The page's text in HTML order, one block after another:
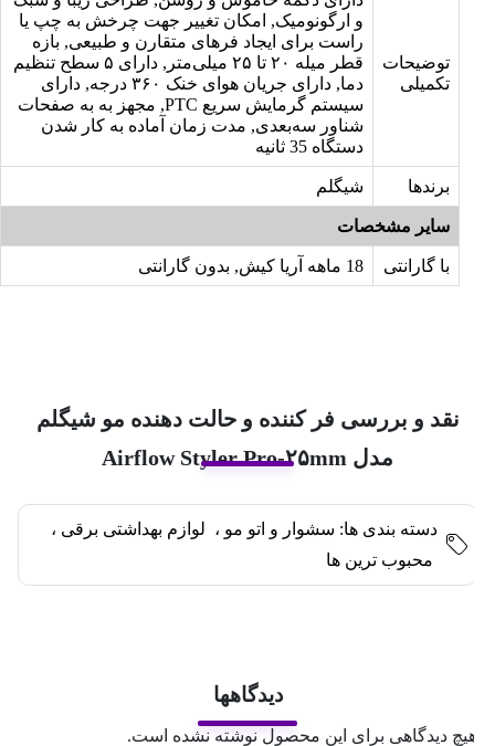
توضیحات
تکمیلی
و ارگونومیک, امکان تغییر جهت چرخش به چپ یا
راست برای ایجاد فرهای متقارن و طبیعی, بازه
قطر میله ۲۰ تا ۲۵ میلی‌متر, دارای ۵ سطح تنظیم
دما, دارای جریان هوای خنک ۳۶۰ درجه, دارای
سیستم گرمایش سریع PTC, مجهز به به صفحات
شناور سه‌بعدی, مدت زمان آماده به کار شدن
دستگاه 35 ثانیه
برندها شیگلم
سایر مشخصات
با گارانتی
نقد و بررسی فر کننده و حالت دهنده مو شیگلم
مدل Airflow Styler Pro-۲۵mm
دسته بندی ها: سشوار و اتو مو ، لوازم بهداشتی برقی ،
محبوب ترین ها
دیدگاهها
دیدگاهی برای این محصول نوشته نشده است.